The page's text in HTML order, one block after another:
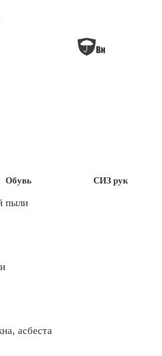
Обувь СИЗ рук
пыли
асбеста